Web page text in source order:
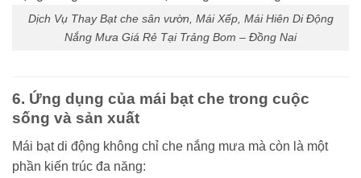
Dịch Vụ Thay Bạt che sân vườn, Mái Xếp, Mái Hiên Di Động
Nắng Mưa Giá Rẻ Tại Trảng Bom – Đồng Nai
6. Ứng dụng của mái bạt che trong cuộc
sống và sản xuất
Mái bạt di động không chỉ che nắng mưa mà còn là một
phần kiến trúc đa năng: